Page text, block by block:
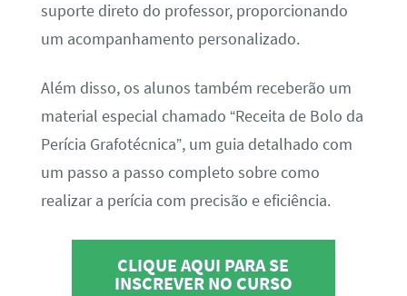
suporte direto do professor, proporcionando
um acompanhamento personalizado.
Além disso, os alunos também receberão um
material especial chamado “Receita de Bolo da
Perícia Grafotécnica”, um guia detalhado com
um passo a passo completo sobre como
realizar a perícia com precisão e eficiência.
CLIQUE AQUI PARA SE
INSCREVER NO CURSO